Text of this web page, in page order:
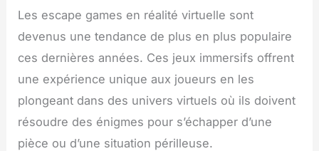
Les escape games en réalité virtuelle sont
devenus une tendance de plus en plus populaire
ces dernières années. Ces jeux immersifs offrent
une expérience unique aux joueurs en les
plongeant dans des univers virtuels où ils doivent
résoudre des énigmes pour s’échapper d’une
pièce ou d’une situation périlleuse.